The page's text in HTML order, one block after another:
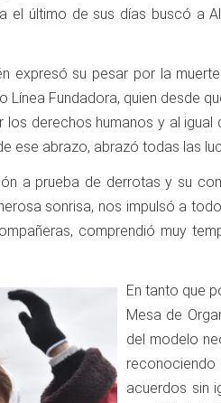
el último de sus días buscó a
expresó su pesar por la
Fundadora, quien desde
derechos humanos y al
ese abrazo, abrazó todas las
a prueba de derrotas y su
sonrisa, nos impulsó a
comprendió muy
En tanto que
Mesa de
del modelo
reconociendo
acuerdos sin